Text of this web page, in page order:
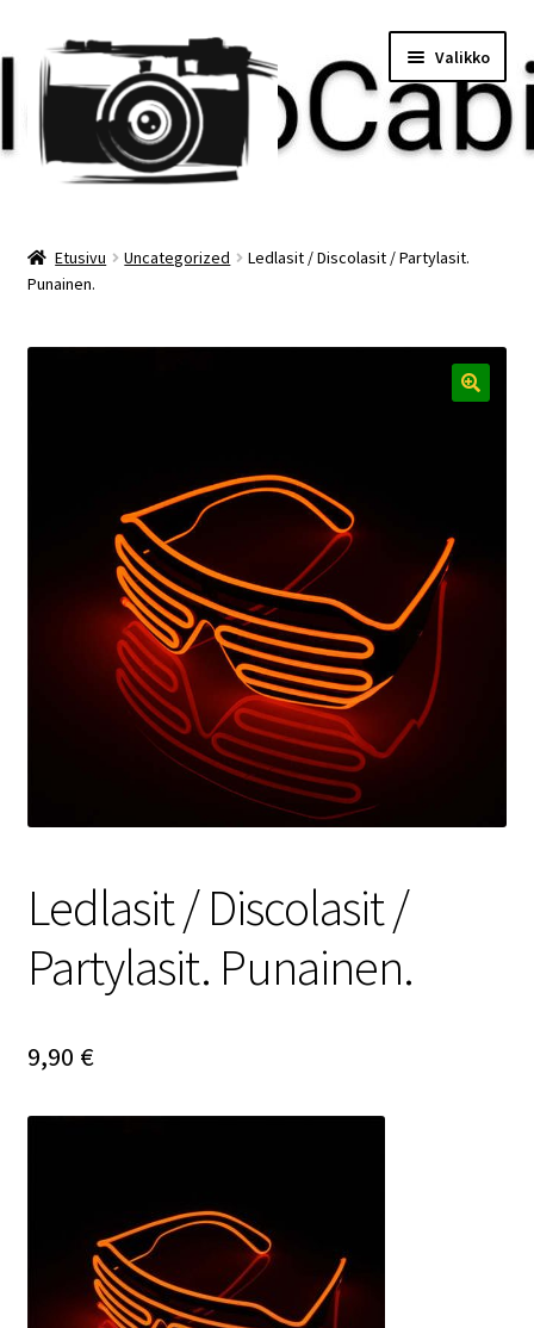
Siirry
navigointiin
Siirry
sisältöön
Valikko
Maksu
Minun tilini
Etusivu Uncategorized
Ledlasit / Discolasit / Partylasit.
Punainen.
Ledlasit / Discolasit /
Partylasit. Punainen.
9,90 €